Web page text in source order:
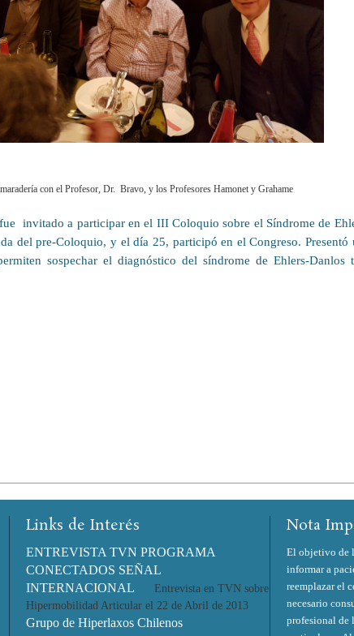
con el Profesor, Dr. Bravo, y los Profesores Hamonet y Grahame
invitado a participar en el III Coloquio sobre el Síndrome de
del pre-Coloquio, y el día 25, participó en el Congreso. Presentó
sospechar el diagnóstico del síndrome de Ehlers-
Links de Interés
ENTREVISTA TVN PROGRAMA
CONECTADOS SEÑAL
INTERNACIONAL
Entrevista en TVN sobre
Hipermobilidad Articular el 22 de Abril de 2013
Grupo de Hiperlaxos Chilenos
Nota
El objetivo de
informar a
reemplazar el
necesario
profesional de